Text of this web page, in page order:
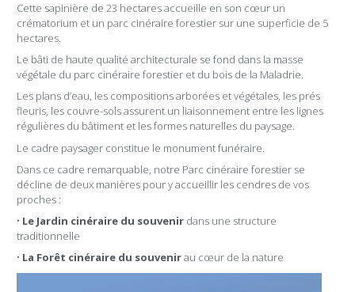
Cette sapinière de 23 hectares accueille en son cœur un
crématorium et un parc cinéraire forestier sur une superficie de 5
hectares.
Le bâti de haute qualité architecturale se fond dans la masse
végétale du parc cinéraire forestier et du bois de la Maladrie.
Les plans d’eau, les compositions arborées et végétales, les prés
fleuris, les couvre-sols assurent un liaisonnement entre les lignes
régulières du bâtiment et les formes naturelles du paysage.
Le cadre paysager constitue le monument funéraire.
Dans ce cadre remarquable, notre Parc cinéraire forestier se
décline de deux manières pour y accueillir les cendres de vos
proches :
• Le Jardin cinéraire du souvenir dans une structure
traditionnelle
• La Forêt cinéraire du souvenirau cœur de la nature